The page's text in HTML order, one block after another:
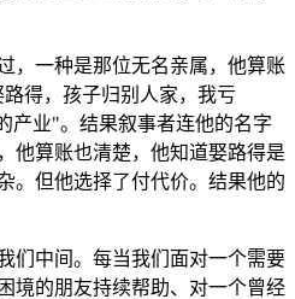
，一种是那位无名亲属，他算账
得，孩子归别人家，我亏
产业"。结果叙事者连他的名字
他算账也清楚，他知道娶路得是
。但他选择了付代价。结果他的
们中间。每当我们面对一个需要
境的朋友持续帮助、对一个曾经